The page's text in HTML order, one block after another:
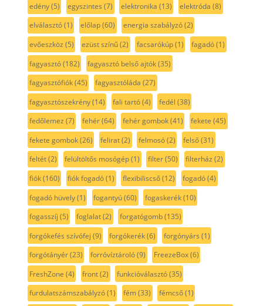
edény(5) egyszintes (7) elektronika (13) elektróda (8)
elválasztó(1) előlap(60) energia szabályzó(2)
evőeszköz (5) ezüst színű(2) facsarókúp(1) fagadó(1)
fagyasztó(182) fagyasztó belső ajtók(35)
fagyasztófiók(45) fagyasztóláda (27)
fagyasztószekrény(14) fali tartó(4) fedél (38)
fedőlemez (7) fehér(64) fehér gombok(41) fekete (45)
fekete gombok(26) felirat(2) felmosó(2) felső(31)
feltét(2) felültöltős mosógép(1) filter(50) filterház (2)
fiók(160) fiók fogadó(1) flexibiliscső(12) fogadó(4)
fogadó hüvely(1) fogantyú(60) fogaskerék(10)
fogasszíj (5) foglalat(2) forgatógomb(135)
forgókefés szívófej (9) forgókerék(6) forgónyárs (1)
forgótányér(23) forróvíztároló(9) FreezeBox(6)
FreshZone (4) front(2) funkcióválasztó(35)
furdulatszámszabályzó(1) fém(33) fémcső(1)